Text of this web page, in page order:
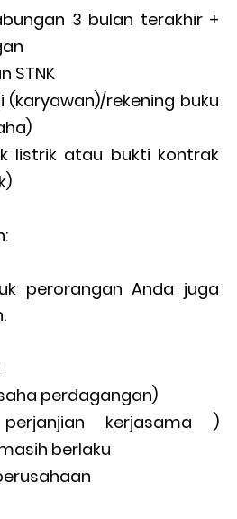
3 bulan terakhir +
STNK
rekening buku
listrik atau bukti kontrak
perorangan Anda juga
perdagangan)
kerjasama )
berlaku